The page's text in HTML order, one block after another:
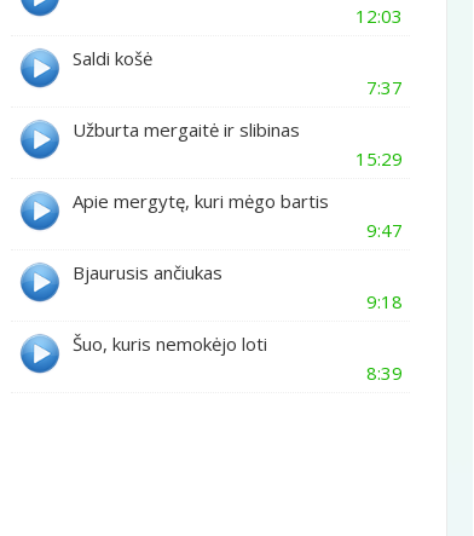
12:03
Saldi košė
7:37
Užburta mergaitė ir slibinas
15:29
Apie mergytę, kuri mėgo bartis
9:47
Bjaurusis ančiukas
9:18
Šuo, kuris nemokėjo loti
8:39